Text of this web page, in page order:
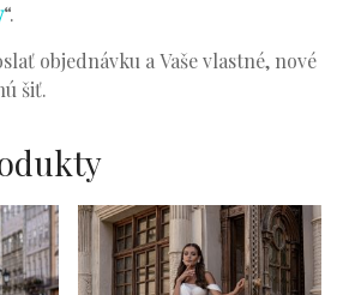
“.
objednávku a Vaše vlastné, nové
šiť.